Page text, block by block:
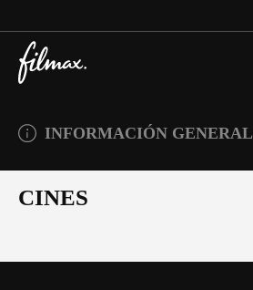
INFORMACIÓN GENERAL
CINES